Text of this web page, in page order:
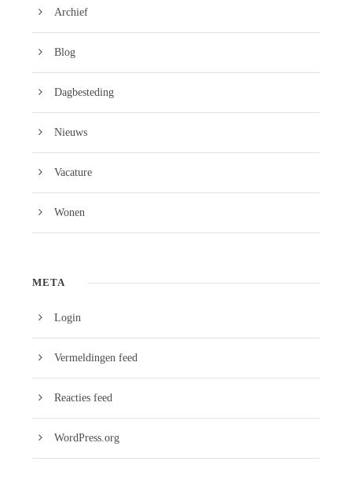
Archief
Blog
Dagbesteding
Nieuws
Vacature
Wonen
META
Login
Vermeldingen feed
Reacties feed
WordPress.org